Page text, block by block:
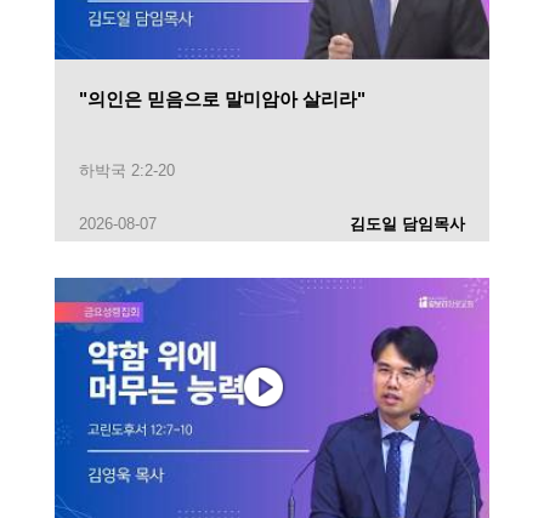
"의인은 믿음으로 말미암아 살리라"
하박국 2:2-20
2026-08-07 김도일 담임목사